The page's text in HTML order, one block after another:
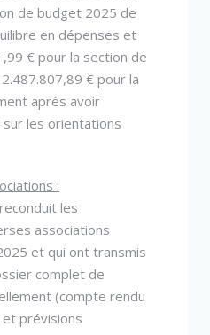
de budget 2025 de
en dépenses et
€ pour la section de
€ pour la
après avoir
les orientations
:
les
associations
et qui ont transmis
complet de
(compte rendu
et prévisions